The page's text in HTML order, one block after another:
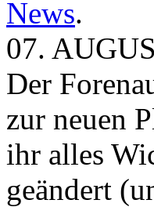
News.
07.
Der
zur neuen
ihr alles
geändert